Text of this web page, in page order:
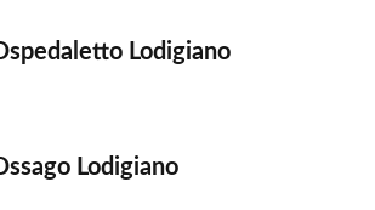
Lodigiano
Lodigiano